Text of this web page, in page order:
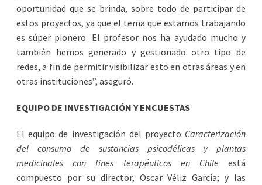
oportunidad que se brinda, sobre todo de participar de
estos proyectos, ya que el tema que estamos trabajando
es súper pionero. El profesor nos ha ayudado mucho y
también hemos generado y gestionado otro tipo de
redes, a fin de permitir visibilizar esto en otras áreas y en
otras instituciones”, aseguró.
EQUIPO DE INVESTIGACIÓN Y ENCUESTAS
El equipo de investigación del proyecto Caracterización
del consumo de sustancias psicodélicas y plantas
medicinales con fines terapéuticos en Chileestá
compuesto por su director, Oscar Véliz García; y las